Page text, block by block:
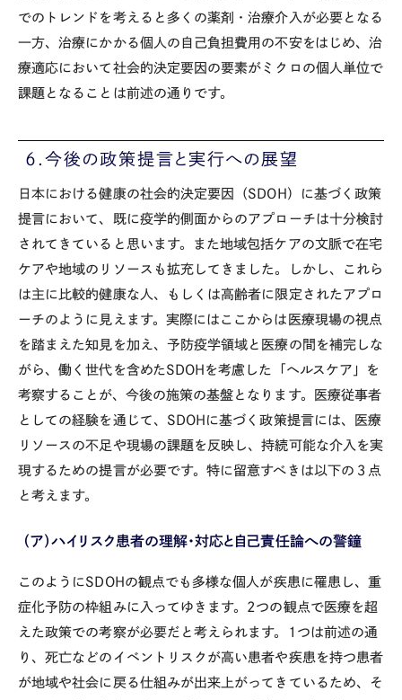
でのトレンドを考えると多くの薬剤・治療介入が必要となる
一方、治療にかかる個人の自己負担費用の不安をはじめ、治
療適応において社会的決定要因の要素がミクロの個人単位で
課題となることは前述の通りです。
6.今後の政策提言と実行への展望
日本における健康の社会的決定要因（ SDOH ）に基づく政策
提言において、既に疫学的側面からのアプローチは十分検討
されてきていると思います。また地域包括ケアの文脈で在宅
ケアや地域のリソースも拡充してきました。しかし、これら
は主に比較的健康な人、もしくは高齢者に限定されたアプロ
ーチのように見えます。実際にはここからは医療現場の視点
を踏まえた知見を加え、予防疫学領域と医療の間を補完しな
がら、働く世代を含めた SDOH を考慮した「ヘルスケア」を
考察することが、今後の施策の基盤となります。医療従事者
としての経験を通じて、 SDOH に基づく政策提言には、医療
リソースの不足や現場の課題を反映し、持続可能な介入を実
現するための提言が必要です。特に留意すべきは以下の３点
と考えます。
（ア）ハイリスク患者の理解・対応と自己責任論への警鐘
このようにSDOH の観点でも多様な個人が疾患に罹患し、重
症化予防の枠組みに入ってゆきます。 2 つの観点で医療を超
えた政策での考察が必要だと考えられます。
1 つは前述の通
り、死亡などのイベントリスクが高い患者や疾患を持つ患者
が地域や社会に戻る仕組みが出来上がってきているため、そ